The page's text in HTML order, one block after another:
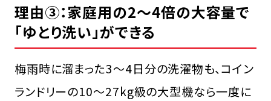
理由③：家庭用の2〜4倍の大容量で
「ゆとり洗い」ができる
梅雨時に溜まった3〜4日分の洗濯物も、コイン
ランドリーの10〜27kg級の大型機なら一度に